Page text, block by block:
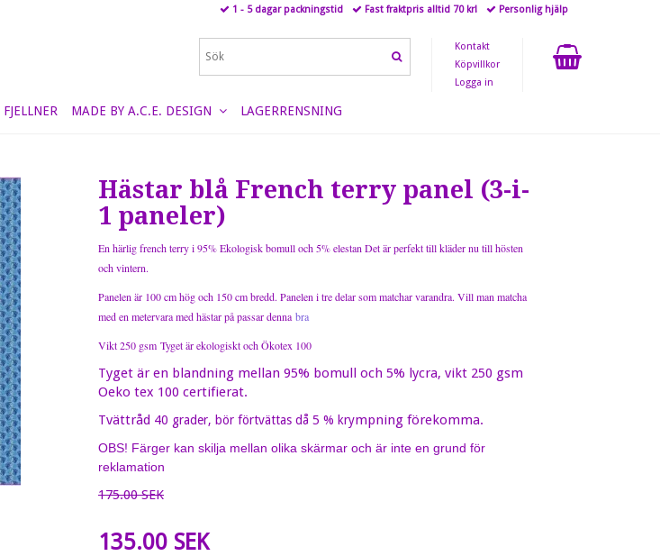
Hästar blå French terry panel (3-i-
1 paneler)
En härlig french terry i 95% Ekologisk bomull och 5% elestan Det är perfekt till kläder nu till hösten
och vintern.
Panelen är 100 cm hög och 150 cm bredd. Panelen i tre delar som matchar varandra. Vill man matcha
med en metervara med hästar på passar denna bra
Vikt 250 gsm Tyget är ekologiskt och Ökotex 100
Tyget är en blandning mellan 95% bomull och 5% lycra, vikt 250 gsm
Oeko tex 100 certifierat.
Tvättråd 40 grader, bör förtvättas då 5 % krympning förekomma.
OBS! Färger kan skilja mellan olika skärmar och är inte en grund för
reklamation
175.00 SEK
135.00 SEK
1 - 5 dagar packningstid Fast fraktpris alltid 70 kr! Personlig hjälp
Kontakt
Köpvillkor
Logga in
MADE BY A.C.E. DESIGN LAGERRENSNING